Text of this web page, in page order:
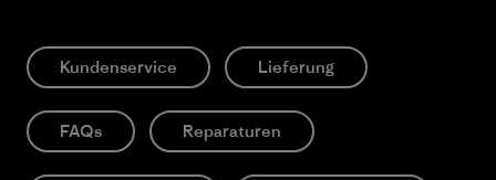
Kundenservice Lieferung
FAQs Reparaturen